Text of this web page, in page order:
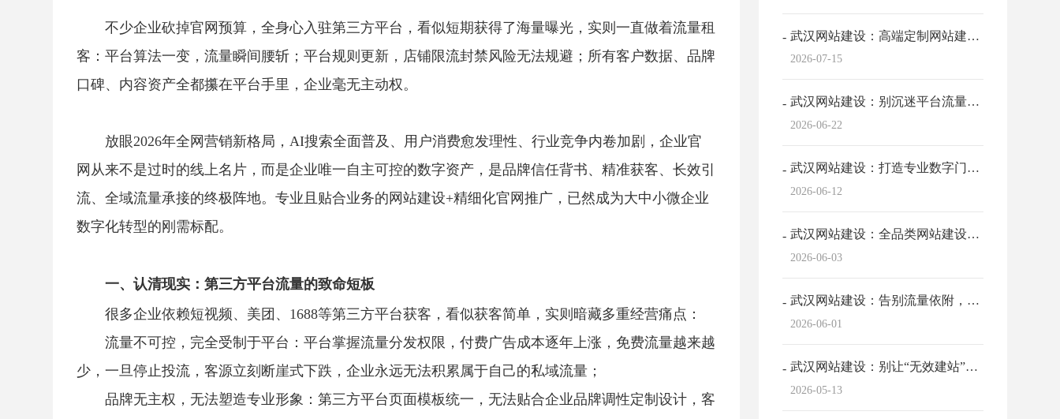
不少企业砍掉官网预算，全身心入驻第三方平台，看似短期获得了海量曝光，实则一直做着流量租
客：平台算法一变，流量瞬间腰斩；平台规则更新，店铺限流封禁风险无法规避；所有客户数据、品牌
口碑、内容资产全都攥在平台手里，企业毫无主动权。
放眼2026年全网营销新格局，AI搜索全面普及、用户消费愈发理性、行业竞争内卷加剧，企业官
网从来不是过时的线上名片，而是企业唯一自主可控的数字资产，是品牌信任背书、精准获客、长效引
流、全域流量承接的终极阵地。专业且贴合业务的网站建设+精细化官网推广，已然成为大中小微企业
数字化转型的刚需标配。
一、认清现实：第三方平台流量的致命短板
很多企业依赖短视频、美团、1688等第三方平台获客，看似获客简单，实则暗藏多重经营痛点：
流量不可控，完全受制于平台：平台掌握流量分发权限，付费广告成本逐年上涨，免费流量越来越
少，一旦停止投流，客源立刻断崖式下跌，企业永远无法积累属于自己的私域流量；
品牌无主权，无法塑造专业形象：第三方平台页面模板统一，无法贴合企业品牌调性定制设计，客
武汉网站建设：高端定制网站建设，塑造企业...
2026-07-15
武汉网站建设：别沉迷平台流量狂欢，企业官...
2026-06-22
武汉网站建设：打造专业数字门面，赋能品牌...
2026-06-12
武汉网站建设：全品类网站建设，适配全场景...
2026-06-03
武汉网站建设：告别流量依附，企业官网才是...
2026-06-01
武汉网站建设：别让“无效建站”拖垮企业！...
2026-05-13